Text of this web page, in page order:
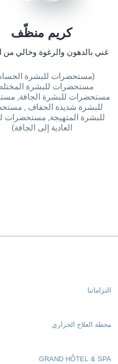
كريم منظّف
غني بالدهون والرغوة وخالي من
(مستحضرات للبشرة
مستحضرات للبشرة
مستحضرات للبشرة الجافة,
للبشرة شديدة الجفاف ,
للبشرة المتهيجة, مستحضرات
العادية إلى الجافة)
التزاماتنا
محطة العلاج الحراري
GRAND HÔTEL & SPA